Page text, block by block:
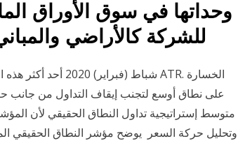
وحداتها في سوق الأوراق
على نطاق أوسع لتجنب إيقاف التداول من جانب
متوسط ​​إستراتيجية تداول النطاق الحقيقي لأن